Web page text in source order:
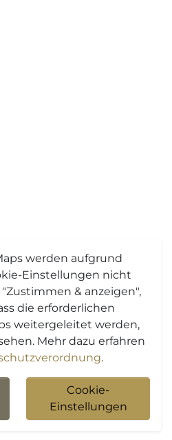
werden aufgrund
Einstellungen nicht
& anzeigen",
die erforderlichen
weitergeleitet werden,
Mehr dazu erfahren
.
Cookie-
Einstellungen